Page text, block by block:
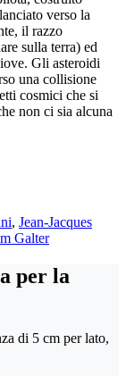
verso la
il razzo
sulla terra) ed
Gli asteroidi
una collisione
cosmici che si
non ci sia alcuna
, Jean-Jacques
Galter
per la
di 5 cm per lato,